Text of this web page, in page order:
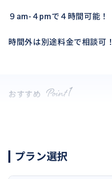
９am-４pmで４時間可能！
時間外は別途料金で相談可！
おすすめ
プラン選択